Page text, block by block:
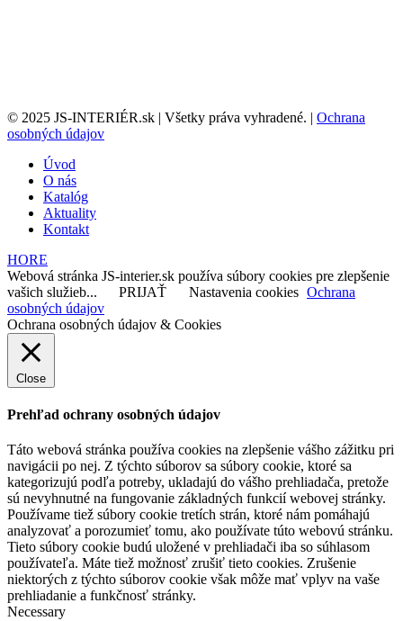
© 2025 JS-INTERIÉR.sk | Všetky práva vyhradené. | Ochrana
osobných údajov
Úvod
O nás
Katalóg
Aktuality
Kontakt
HORE
Webová stránka JS-interier.sk používa súbory cookies pre zlepšenie
vašich služieb...
PRIJAŤ Nastavenia cookies Ochrana
osobných údajov
Ochrana osobných údajov & Cookies
Close
Prehľad ochrany osobných údajov
Táto webová stránka používa cookies na zlepšenie vášho zážitku pri
navigácii po nej. Z týchto súborov sa súbory cookie, ktoré sa
kategorizujú podľa potreby, ukladajú do vášho prehliadača, pretože
sú nevyhnutné na fungovanie základných funkcií webovej stránky.
Používame tiež súbory cookie tretích strán, ktoré nám pomáhajú
analyzovať a porozumieť tomu, ako používate túto webovú stránku.
Tieto súbory cookie budú uložené v prehliadači iba so súhlasom
používateľa. Máte tiež možnosť zrušiť tieto cookies. Zrušenie
niektorých z týchto súborov cookie však môže mať vplyv na vaše
prehliadanie a funkčnosť stránky.
Necessary